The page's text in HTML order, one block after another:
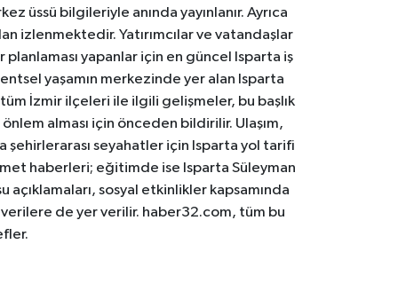
üssü bilgileriyle anında yayınlanır. Ayrıca
izlenmektedir. Yatırımcılar ve vatandaşlar
planlaması yapanlar için en güncel Isparta iş
yaşamın merkezinde yer alan Isparta
tüm İzmir ilçeleri ile ilgili gelişmeler, bu başlık
alması için önceden bildirilir. Ulaşım,
şehirlerarası seyahatler için Isparta yol tarifi
haberleri; eğitimde ise Isparta Süleyman
sosyal etkinlikler kapsamında
de yer verilir. haber32.com, tüm bu